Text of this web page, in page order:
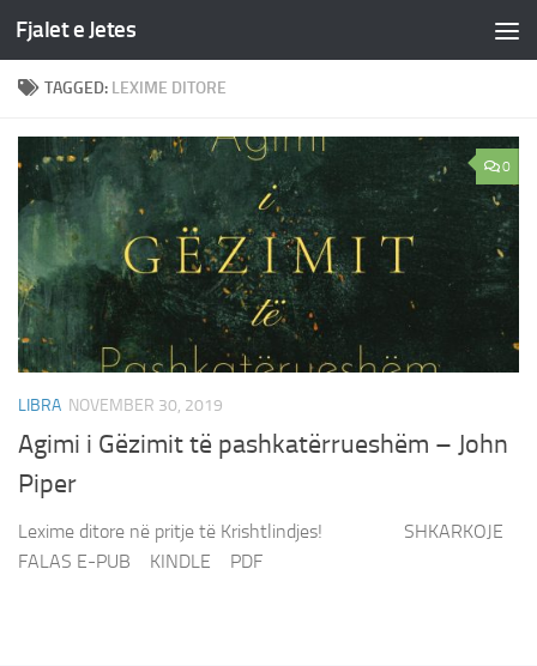
Skip to content
Fjalet e Jetes
TAGGED: LEXIME DITORE
0
LIBRA NOVEMBER 30, 2019
Agimi i Gëzimit të pashkatërrueshëm – John
Piper
Lexime ditore në pritje të Krishtlindjes! SHKARKOJE
FALAS E-PUB KINDLE PDF